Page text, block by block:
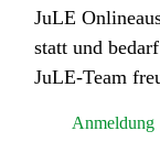
JuLE
statt und
JuLE-Team
Anmeldung